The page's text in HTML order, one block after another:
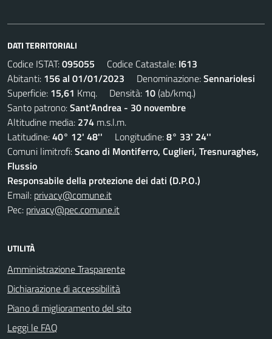
DATI TERRITORIALI
Codice ISTAT:095055 Codice Catastale: I613
Abitanti: 156 al 01/01/2023 Denominazione:Sennariolesi
Superficie: 15,61 Kmq. Densità: 10(ab/kmq.)
Santo patrono:Sant'Andrea - 30 novembre
Altitudine media: 274 m.s.l.m.
Latitudine:40° 12' 48'' Longitudine:8° 33' 24''
Comuni limitrofi:Scano di Montiferro, Cuglieri, Tresnuraghes,
Flussio
Responsabile della protezione dei dati (D.P.O.)
Email: privacy@comune.it
Pec: privacy@pec.comune.it
UTILITÀ
Amministrazione Trasparente
Dichiarazione di accessibilità
Piano di miglioramento del sito
Leggi le FAQ